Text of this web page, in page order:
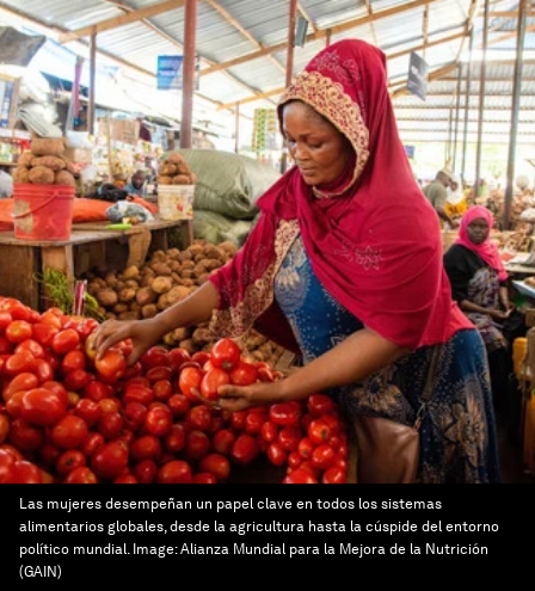
Las mujeres desempeñan un papel clave en todos los sistemas
alimentarios globales, desde la agricultura hasta la cúspide del entorno
político mundial. Image:Alianza Mundial para la Mejora de la Nutrición
(GAIN)